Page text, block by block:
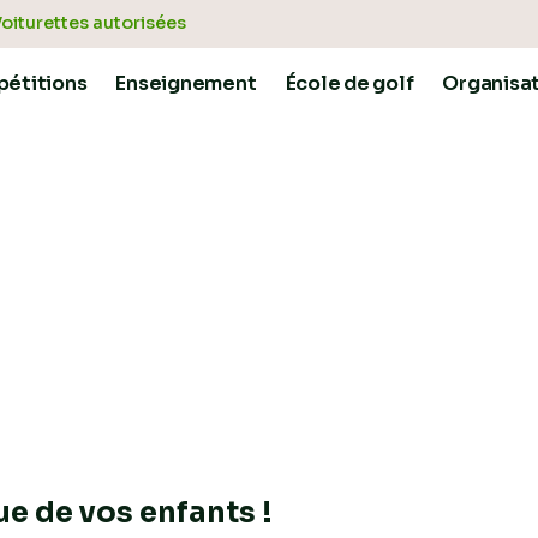
autorisées
AU SEIN D'UN LIEU
Enseignement École de golf
de vos enfants !